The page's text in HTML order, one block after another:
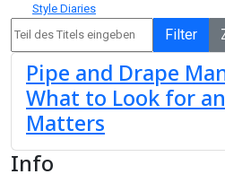
Style Diaries
Filter
Pipe and Drape
What to Look for
Matters
Info